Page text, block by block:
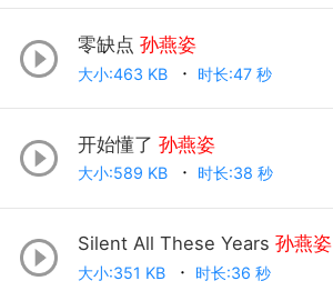
零缺点 孙燕姿
大小:463 KB 时长:47 秒
开始懂了 孙燕姿
大小:589 KB 时长:38 秒
Silent All These Years 孙燕姿
大小:351 KB 时长:36 秒